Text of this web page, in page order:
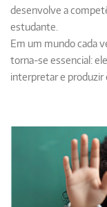
desenvolve a
estudante.
Em um mundo cada
torna-se essencial:
interpretar e